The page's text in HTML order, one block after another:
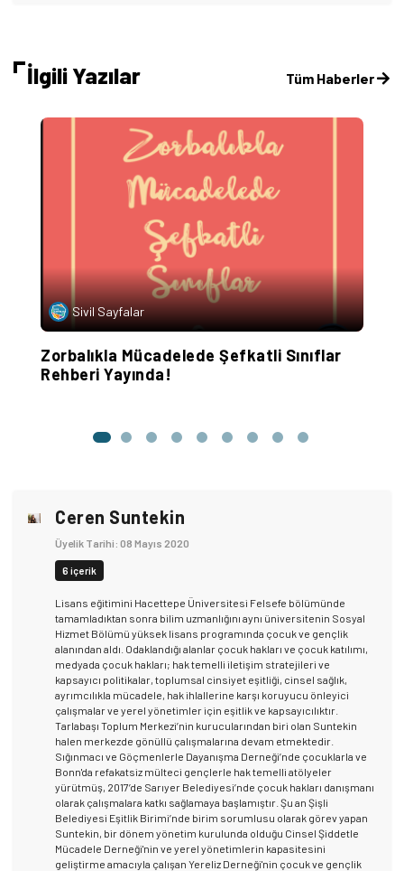
İlgili Yazılar Tüm Haberler
Sivil Sayfalar
Zorbalıkla Mücadelede Şefkatli Sınıflar
Rehberi Yayında!
Ceren Suntekin
Üyelik Tarihi: 08 Mayıs 2020
6 içerik
Lisans eğitimini Hacettepe Üniversitesi Felsefe bölümünde
tamamladıktan sonra bilim uzmanlığını aynı üniversitenin Sosyal
Hizmet Bölümü yüksek lisans programında çocuk ve gençlik
alanından aldı. Odaklandığı alanlar çocuk hakları ve çocuk katılımı,
medyada çocuk hakları; hak temelli iletişim stratejileri ve
kapsayıcı politikalar, toplumsal cinsiyet eşitliği, cinsel sağlık,
ayrımcılıkla mücadele, hak ihlallerine karşı koruyucu önleyici
çalışmalar ve yerel yönetimler için eşitlik ve kapsayıcılıktır.
Tarlabaşı Toplum Merkezi’nin kurucularından biri olan Suntekin
halen merkezde gönüllü çalışmalarına devam etmektedir.
Sığınmacı ve Göçmenlerle Dayanışma Derneği’nde çocuklarla ve
Bonn'da refakatsiz mülteci gençlerle hak temelli atölyeler
yürütmüş, 2017’de Sarıyer Belediyesi’nde çocuk hakları danışmanı
olarak çalışmalara katkı sağlamaya başlamıştır. Şu an Şişli
Belediyesi Eşitlik Birimi’nde birim sorumlusu olarak görev yapan
Suntekin, bir dönem yönetim kurulunda olduğu Cinsel Şiddetle
Mücadele Derneği'nin ve yerel yönetimlerin kapasitesini
geliştirme amacıyla çalışan Yereliz Derneği'nin çocuk ve gençlik